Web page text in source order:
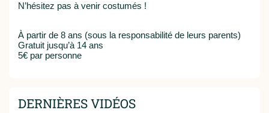
N’hésitez pas à venir costumés !
À partir de 8 ans (sous la responsabilité de leurs parents)
Gratuit jusqu’à 14 ans
5€ par personne
DERNIÈRES VIDÉOS